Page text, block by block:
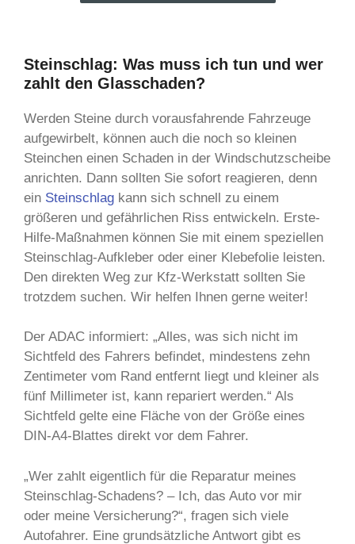
Steinschlag: Was muss ich tun und wer
zahlt den Glasschaden?
Werden Steine durch vorausfahrende Fahrzeuge
aufgewirbelt, können auch die noch so kleinen
Steinchen einen Schaden in der Windschutzscheibe
anrichten. Dann sollten Sie sofort reagieren, denn
ein Steinschlag kann sich schnell zu einem
größeren und gefährlichen Riss entwickeln. Erste-
Hilfe-Maßnahmen können Sie mit einem speziellen
Steinschlag-Aufkleber oder einer Klebefolie leisten.
Den direkten Weg zur Kfz-Werkstatt sollten Sie
trotzdem suchen. Wir helfen Ihnen gerne weiter!
Der ADAC informiert: „Alles, was sich nicht im
Sichtfeld des Fahrers befindet, mindestens zehn
Zentimeter vom Rand entfernt liegt und kleiner als
fünf Millimeter ist, kann repariert werden.“ Als
Sichtfeld gelte eine Fläche von der Größe eines
DIN-A4-Blattes direkt vor dem Fahrer.
„Wer zahlt eigentlich für die Reparatur meines
Steinschlag-Schadens? – Ich, das Auto vor mir
oder meine Versicherung?“, fragen sich viele
Autofahrer. Eine grundsätzliche Antwort gibt es